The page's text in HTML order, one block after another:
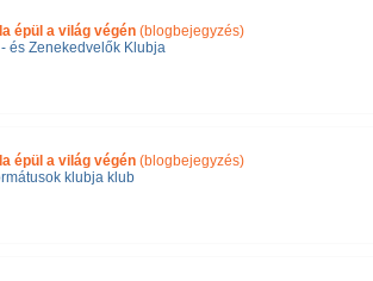
épül a világ végén (blogbejegyzés)
- és Zenekedvelők Klubja
épül a világ végén (blogbejegyzés)
klubja klub